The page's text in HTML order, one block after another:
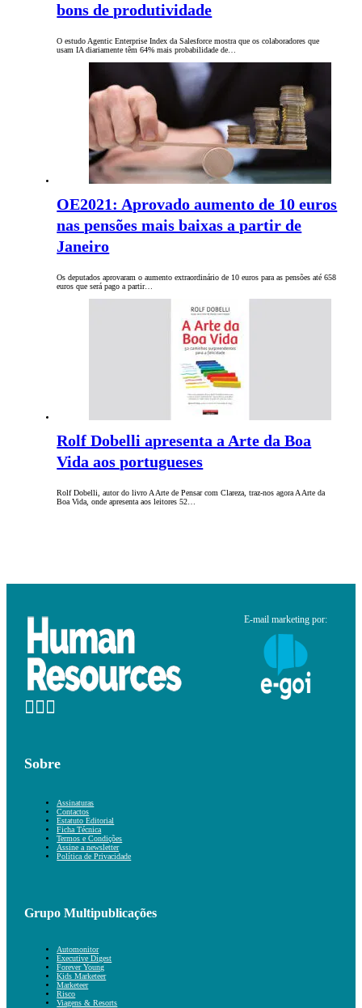
bons de produtividade
O estudo Agentic Enterprise Index da Salesforce mostra que os colaboradores que
usam IA diariamente têm 64% mais probabilidade de…
OE2021: Aprovado aumento de 10 euros
nas pensões mais baixas a partir de
Janeiro
Os deputados aprovaram o aumento extraordinário de 10 euros para as pensões até 658
euros que será pago a partir…
Rolf Dobelli apresenta a Arte da Boa
Vida aos portugueses
Rolf Dobelli, autor do livro A Arte de Pensar com Clareza, traz-nos agora A Arte da
Boa Vida, onde apresenta aos leitores 52…
E-mail marketing por:
Sobre
Assinaturas
Contactos
Estatuto Editorial
Ficha Técnica
Termos e Condições
Assine a newsletter
Política de Privacidade
Grupo Multipublicações
Automonitor
Executive Digest
Forever Young
Kids Marketeer
Marketeer
Risco
Viagens & Resorts